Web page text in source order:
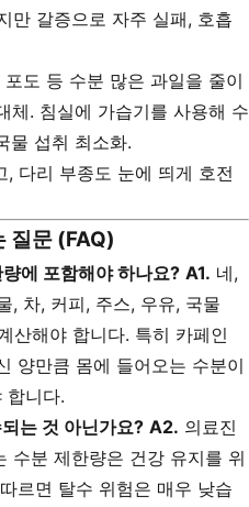
만 갈증으로 자주 실패, 호흡
도 등 수분 많은 과일을 줄이
체. 침실에 가습기를 사용해 수
물 섭취 최소화.
, 다리 부종도 눈에 띄게 호전
질문 (FAQ)
에 포함해야 하나요? A1. 네,
, 차, 커피, 주스, 우유, 국물
산해야 합니다. 특히 카페인
양만큼 몸에 들어오는 수분이
합니다.
는 것 아닌가요? A2. 의료진
수분 제한량은 건강 유지를 위
르면 탈수 위험은 매우 낮습